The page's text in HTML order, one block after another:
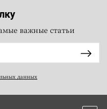
важные статьи
данных